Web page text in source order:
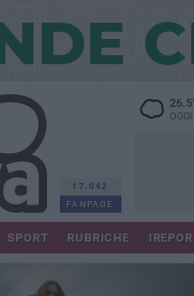
17.042
FANPAGE
26.5
SPORT RUBRICHE